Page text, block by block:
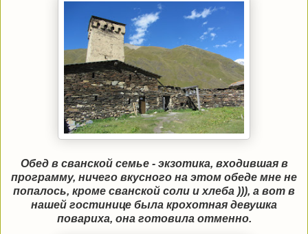
Обед в сванской семье - экзотика, входившая в
программу, ничего вкусного на этом обеде мне не
попалось, кроме сванской соли и хлеба ))), а вот в
нашей гостинице была крохотная девушка
повариха, она готовила отменно.